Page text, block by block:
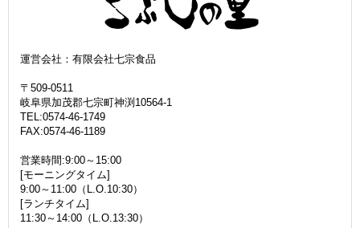
運営会社：有限会社七宗食品
〒509-0511
岐阜県加茂郡七宗町神渕10564-1
TEL:0574-46-1749
FAX:0574-46-1189
営業時間:9:00～15:00
[モーニングタイム]
9:00～11:00（L.O.10:30）
[ランチタイム]
11:30～14:00（L.O.13:30）